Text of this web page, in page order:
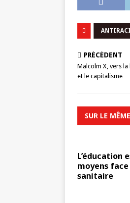
PRÉCÉDENT
Malcolm X , vers
et le capitalisme
SUR LE
L’éducation
moyens
sanitaire